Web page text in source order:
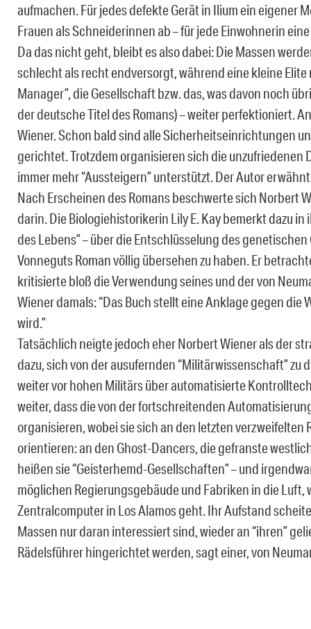
aufmachen. Für jedes defekte Gerät in Ilium ein eigener
Frauen als Schneiderinnen ab – für jede Einwohnerin
Da das nicht geht, bleibt es also dabei: Die Massen
schlecht als recht endversorgt, während eine kleine Elite
Manager”, die Gesellschaft bzw. das, was davon noch
der deutsche Titel des Romans) – weiter perfektioniert.
Wiener. Schon bald sind alle Sicherheitseinrichtungen
gerichtet. Trotzdem organisieren sich die unzufriedenen
immer mehr “Aussteigern” unterstützt. Der Autor
Nach Erscheinen des Romans beschwerte sich Norbert
darin. Die Biologiehistorikerin Lily E. Kay bemerkt dazu
des Lebens” – über die Entschlüsselung des
Vonneguts Roman völlig übersehen zu haben. Er
kritisierte bloß die Verwendung seines und der von
Wiener damals: “Das Buch stellt eine Anklage gegen
wird.”
Tatsächlich neigte jedoch eher Norbert Wiener als der
dazu, sich von der ausufernden “Militärwissenschaft”
weiter vor hohen Militärs über automatisierte
weiter, dass die von der fortschreitenden
organisieren, wobei sie sich an den letzten
orientieren: an den Ghost-Dancers, die gefranste
heißen sie “Geisterhemd-Gesellschaften” – und
möglichen Regierungsgebäude und Fabriken in die Luft,
Zentralcomputer in Los Alamos geht. Ihr Aufstand
Massen nur daran interessiert sind, wieder an “ihren”
Rädelsführer hingerichtet werden, sagt einer, von